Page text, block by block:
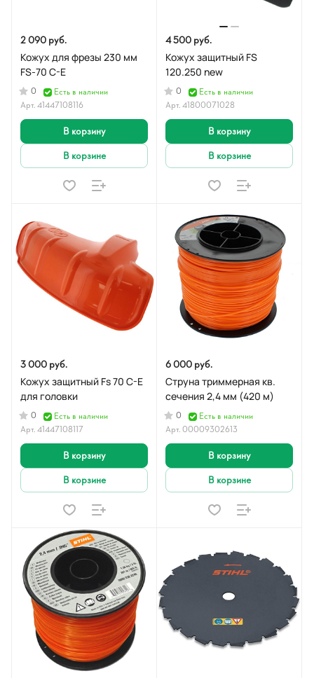
2 090 руб.
Кожух для фрезы 230 мм
FS-70 C-E
0
Есть в наличии
Арт.41447108116
В корзину
В корзине
4 500 руб.
Кожух защитный FS
120.250 new
0
Есть в наличии
Арт.41800071028
В корзину
В корзине
3 000 руб.
Кожух защитный Fs 70 C-E
для головки
0
Есть в наличии
Арт.41447108117
В корзину
В корзине
6 000 руб.
Струна триммерная кв.
сечения 2,4 мм (420 м)
0
Есть в наличии
Арт.00009302613
В корзину
В корзине